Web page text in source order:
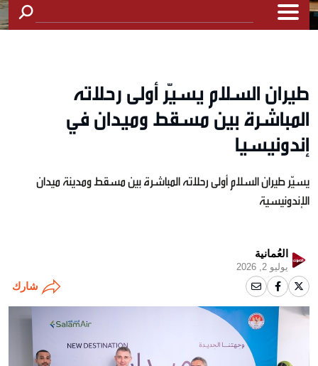
طيران السلام يسيّر أولى رحلاته
المباشرة بين مسقط وميدان في
إندونيسيا
يسيّر طيران السلام أولى رحلاته المباشرة بين مسقط ومدينة ميدان
الإندونيسية
العُمانية
يوليو 2, 2026
شارك